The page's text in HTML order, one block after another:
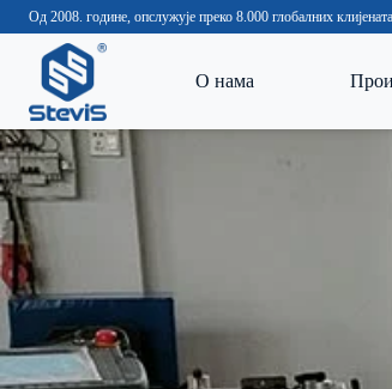
Од 2008. године, опслужује преко 8.000 глобалних
О нама